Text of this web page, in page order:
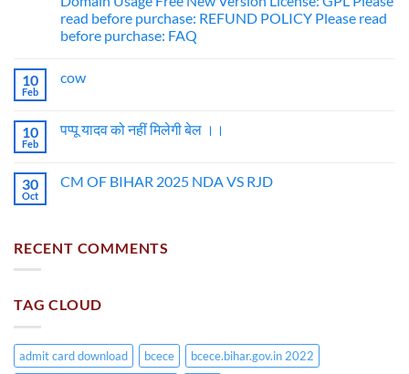
read before purchase: REFUND POLICY Please read
before purchase: FAQ
10
Feb
cow
10
Feb
पप्पू यादव को नहीं मिलेगी बेल ।।
30
Oct
CM OF BIHAR 2025 NDA VS RJD
RECENT COMMENTS
TAG CLOUD
admit card download bcece
bcece.bihar.gov.in 2022